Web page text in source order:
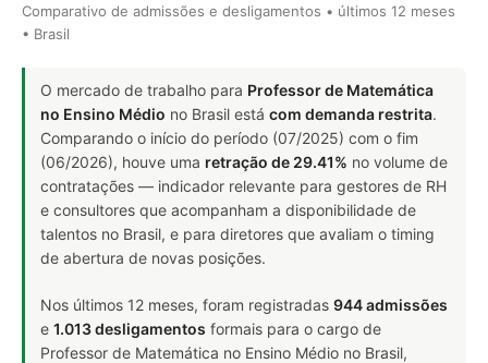
Comparativo de admissões e desligamentos • últimos 12 meses
• Brasil
O mercado de trabalho para Professor de Matemática
no Ensino Médio no Brasil está com demanda restrita.
Comparando o início do período (07/2025) com o fim
(06/2026), houve uma retração de 29.41% no volume de
contratações — indicador relevante para gestores de RH
e consultores que acompanham a disponibilidade de
talentos no Brasil, e para diretores que avaliam o timing
de abertura de novas posições.
Nos últimos 12 meses, foram registradas 944 admissões
e 1.013 desligamentos formais para o cargo de
Professor de Matemática no Ensino Médio no Brasil,